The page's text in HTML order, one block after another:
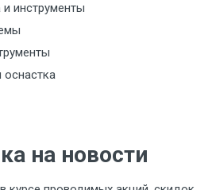
и инструменты
оснастка
на новости